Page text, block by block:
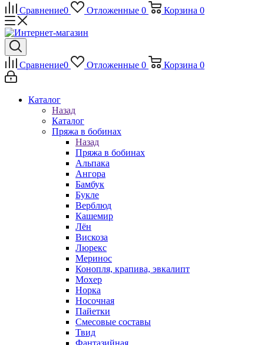
Сравнение0 Отложенные 0 Корзина 0
Сравнение0 Отложенные 0 Корзина 0
Каталог
Назад
Каталог
Пряжа в бобинах
Назад
Пряжа в бобинах
Альпака
Ангора
Бамбук
Букле
Верблюд
Кашемир
Лён
Вискоза
Люрекс
Меринос
Конопля, крапива, эвкалипт
Мохер
Норка
Носочная
Пайетки
Смесовые составы
Твид
Фантазийная